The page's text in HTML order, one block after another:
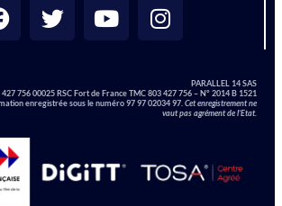
PARALLEL 14 SAS
427 756 00025 RSC Fort de France TMC 803 427 756 – N° 2014 B 1521
enregistrée sous le numéro 97 97 02034 97.Cet enregistrement ne
vaut pas agrément de l’Etat.